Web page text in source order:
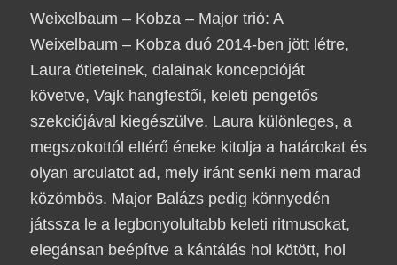
Weixelbaum – Kobza – Major trió: A
Weixelbaum – Kobza duó2014-ben jött létre,
Laura ötleteinek, dalainak koncepcióját
követve, Vajkhangfestői, keleti pengetős
szekciójával kiegészülve. Laura különleges, a
megszokottól eltérő éneke kitolja a határokat és
olyan arculatot ad, mely iránt senki nem marad
közömbös. Major Balázspedig könnyedén
játssza le a legbonyolultabb keleti ritmusokat,
elegánsan beépítve a kántálás hol kötött, hol